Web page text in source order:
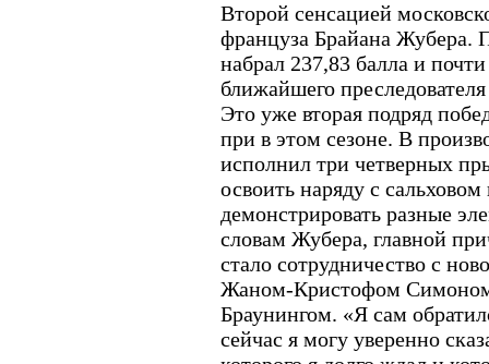
Второй сенсацией
француза Брайана Жубера.
набрал 237,83 балла и
ближайшего
Это уже вторая подряд
при в этом сезоне. В
исполнил три четверных
освоить наряду с
демонстрировать разные
словам Жубера, главной
стало сотрудничество с
Жаном-Кристофом
Браунингом. «Я сам
сейчас я могу уверенно